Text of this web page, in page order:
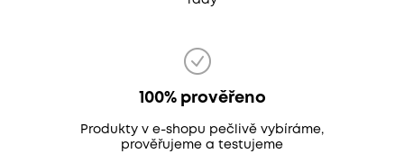
100% prověřeno
Produkty v e-shopu pečlivě vybíráme,
prověřujeme a testujeme